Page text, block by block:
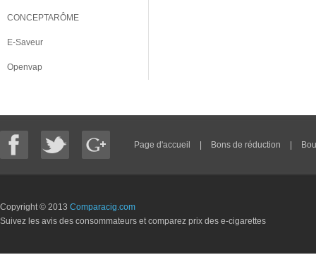
CONCEPTARÔME
E-Saveur
Openvap
Page d'accueil Bons de réduction
Copyright © 2013 Comparacig.com
Suivez les avis des consommateurs et comparez prix des e-cigarettes